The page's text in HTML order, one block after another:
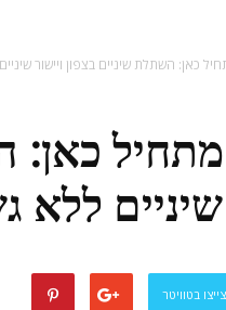
כאן: השתלת שיניים בצפון ויישור
כאן:
שיניים ללא
צייצו בטוויטר